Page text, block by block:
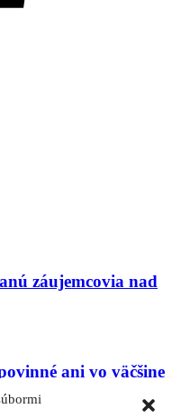
záujemcovia nad
ani vo väčšine